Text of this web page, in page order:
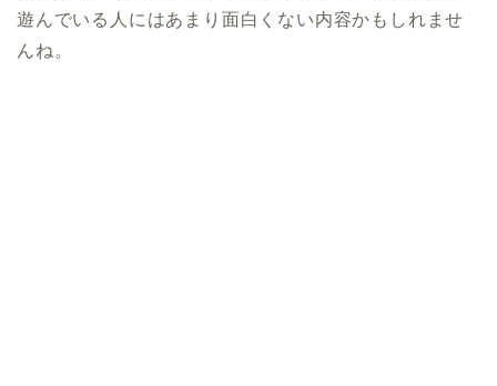
遊んでいる人にはあまり面白くない内容かもしれませ
んね。